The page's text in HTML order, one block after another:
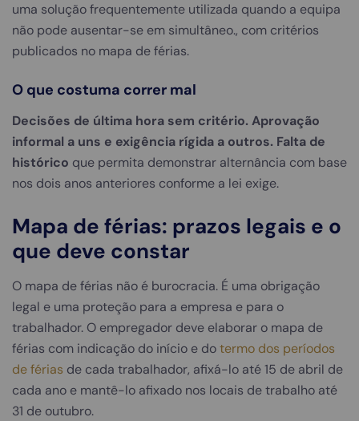
uma solução frequentemente utilizada quando a equipa
não pode ausentar-se em simultâneo., com critérios
publicados no mapa de férias.
O que costuma correr mal
Decisões de última hora sem critério.Aprovação
informal a uns e exigência rígida a outros. Falta de
histórico que permita demonstrar alternância com base
nos dois anos anteriores conforme a lei exige.
Mapa de férias: prazos legais e o
que deve constar
O mapa de férias não é burocracia. É uma obrigação
legal e uma proteção para a empresa e para o
trabalhador. O empregador deve elaborar o mapa de
férias com indicação do início e dotermo dos períodos
de férias de cada trabalhador, afixá-lo até 15 de abril de
cada ano e mantê-lo afixado nos locais de trabalho até
31 de outubro.